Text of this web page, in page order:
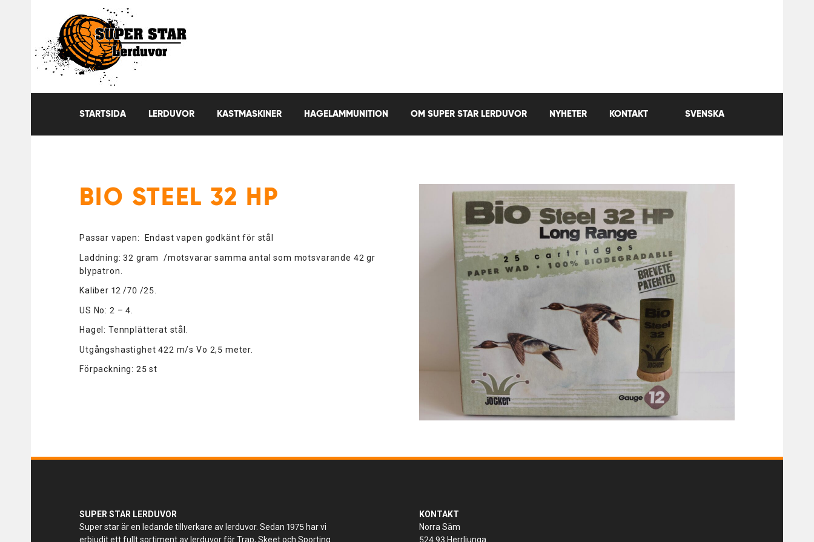
STARTSIDA LERDUVOR KASTMASKINER HAGELAMMUNITION OM SUPER STAR LERDUVOR NYHETER KONTAKT SVENSKA
BIO STEEL 32 HP
Passar vapen: Endast vapen godkänt för stål
Laddning: 32 gram /motsvarar samma antal som motsvarande 42 gr
blypatron.
Kaliber 12 /70 /25.
US No: 2 – 4.
Hagel: Tennplätterat stål.
Utgångshastighet 422 m/s Vo 2,5 meter.
Förpackning: 25 st
SUPER STAR LERDUVOR
Super star är en ledande tillverkare av lerduvor. Sedan 1975 har vi
erbjudit ett fullt sortiment av lerduvor för Trap, Skeet och Sporting
KONTAKT
Norra Säm
524 93 Herrljunga